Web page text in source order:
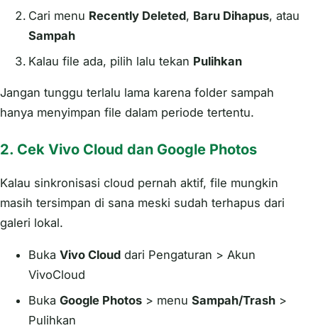
Cari menu Recently Deleted, Baru Dihapus, atau
Sampah
Kalau file ada, pilih lalu tekan Pulihkan
Jangan tunggu terlalu lama karena folder sampah
hanya menyimpan file dalam periode tertentu.
2. Cek Vivo Cloud dan Google Photos
Kalau sinkronisasi cloud pernah aktif, file mungkin
masih tersimpan di sana meski sudah terhapus dari
galeri lokal.
Buka Vivo Cloud dari Pengaturan > Akun
VivoCloud
Buka Google Photos > menu Sampah/Trash >
Pulihkan